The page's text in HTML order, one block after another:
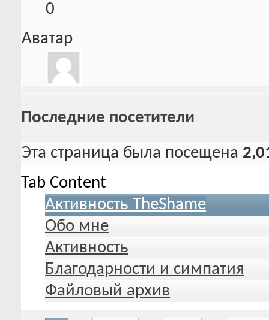
0
Аватар
Последние посетители
Эта страница была посещена
Tab Content
Активность TheShame
Обо мне
Активность
Благодарности и симпатия
Файловый архив